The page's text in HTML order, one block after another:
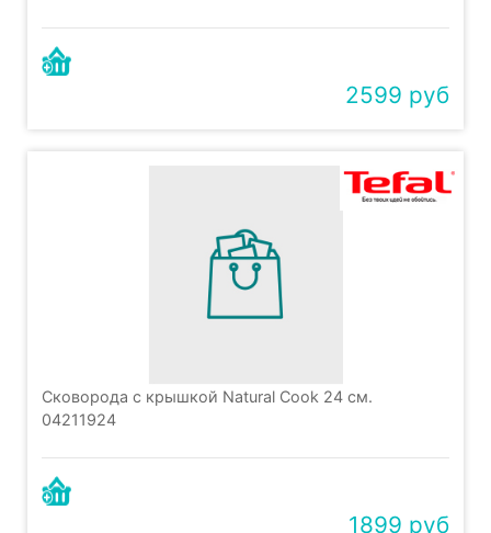
2599 руб
Сковорода с крышкой Natural Cook 24 см.
04211924
1899 руб